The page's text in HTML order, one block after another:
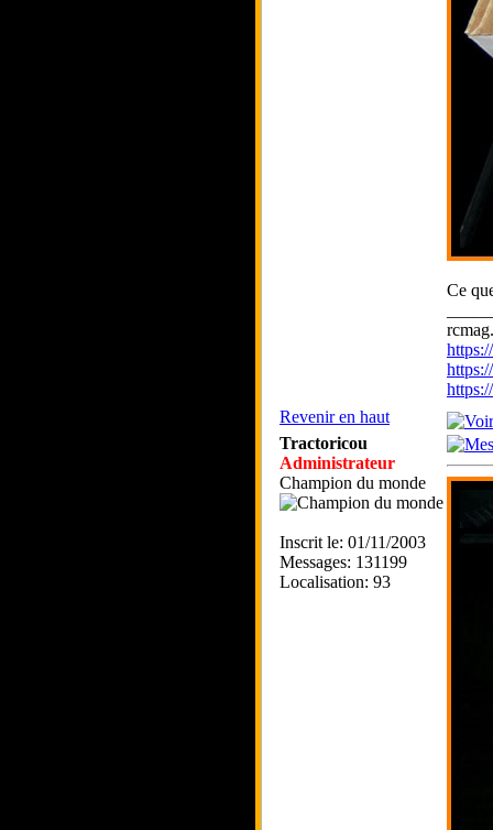
Ce
Revenir en haut
Tractoricou
Administrateur
Champion du monde
Inscrit le: 01/11/2003
Messages: 131199
Localisation: 93